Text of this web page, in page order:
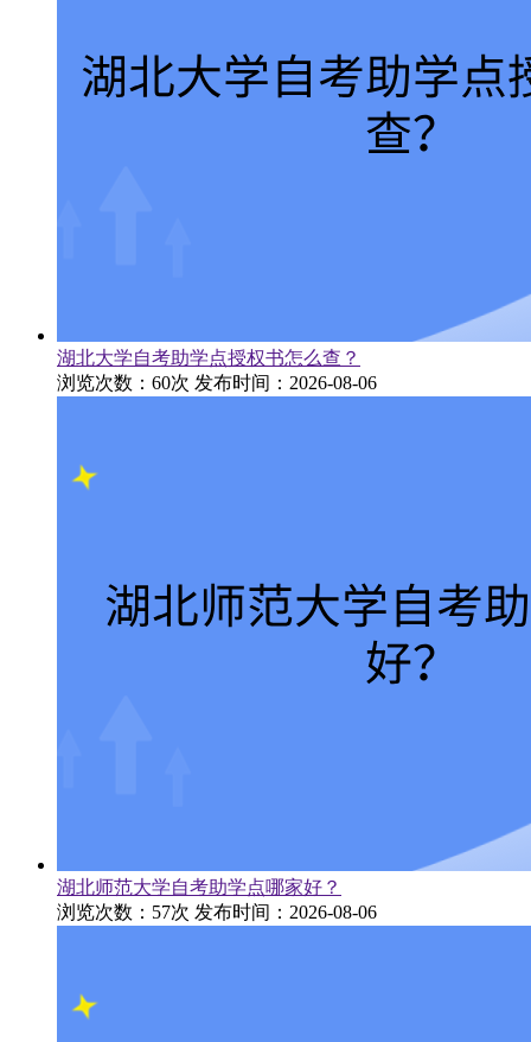
湖北大学自考助学点授权书怎么查？
浏览次数：60次 发布时间：2026-08-06
湖北师范大学自考助学点哪家好？
浏览次数：57次 发布时间：2026-08-06